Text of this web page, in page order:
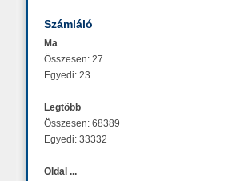
Számláló
Ma
Összesen: 27
Egyedi: 23
Legtöbb
Összesen: 68389
Egyedi: 33332
Oldal ...